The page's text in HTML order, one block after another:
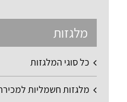
מלגזות
כל סוגי המלגזות
מלגזות חשמליות